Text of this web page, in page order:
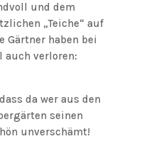
und dem
„Teiche“ auf
Gärtner haben bei
auch verloren:
da wer aus den
seinen
unverschämt!